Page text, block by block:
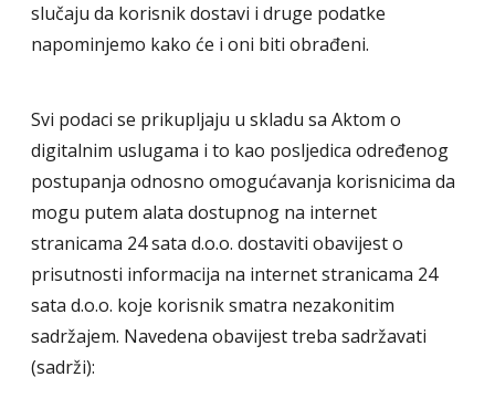
slučaju da korisnik dostavi i druge podatke
napominjemo kako će i oni biti obrađeni.
Svi podaci se prikupljaju u skladu sa Aktom o
digitalnim uslugama i to kao posljedica određenog
postupanja odnosno omogućavanja korisnicima da
mogu putem alata dostupnog na internet
stranicama 24 sata d.o.o. dostaviti obavijest o
prisutnosti informacija na internet stranicama 24
sata d.o.o. koje korisnik smatra nezakonitim
sadržajem. Navedena obavijest treba sadržavati
(sadrži):